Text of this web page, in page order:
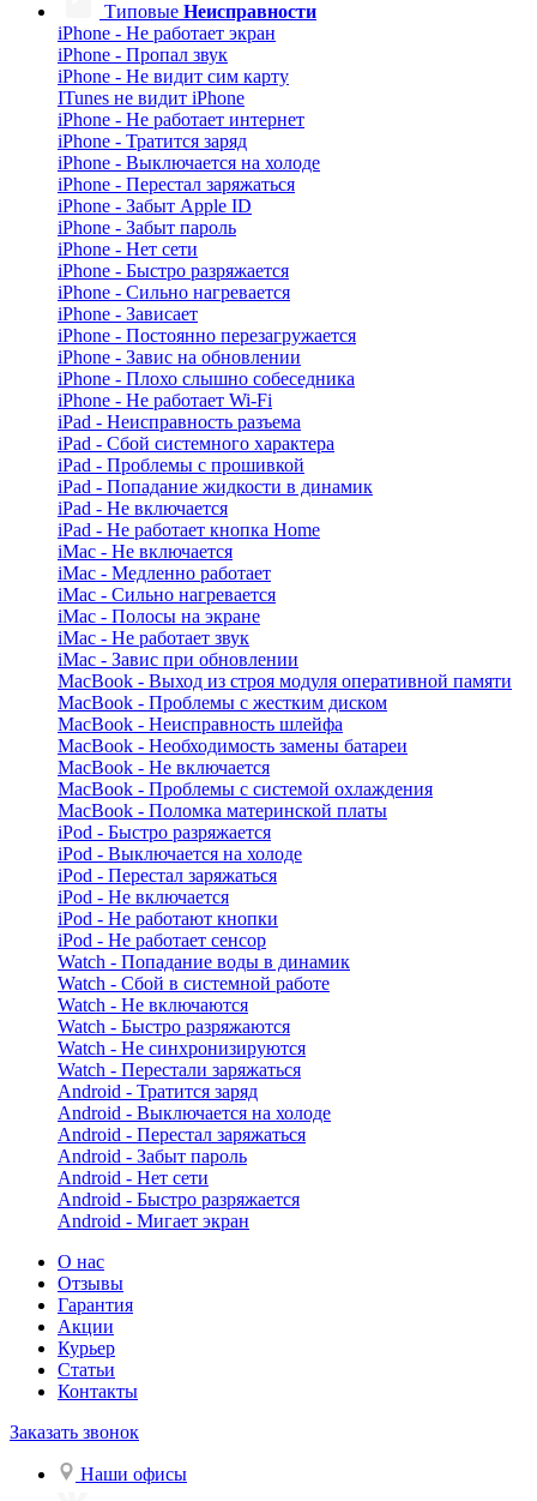
Типовые Неисправности
iPhone - Не работает экран
iPhone - Пропал звук
iPhone - Не видит сим карту
ITunes не видит iPhone
iPhone - Не работает интернет
iPhone - Тратится заряд
iPhone - Выключается на холоде
iPhone - Перестал заряжаться
iPhone - Забыт Apple ID
iPhone - Забыт пароль
iPhone - Нет сети
iPhone - Быстро разряжается
iPhone - Сильно нагревается
iPhone - Зависает
iPhone - Постоянно перезагружается
iPhone - Завис на обновлении
iPhone - Плохо слышно собеседника
iPhone - Не работает Wi-Fi
iPad - Неисправность разъема
iPad - Сбой системного характера
iPad - Проблемы с прошивкой
iPad - Попадание жидкости в динамик
iPad - Не включается
iPad - Не работает кнопка Home
iMac - Не включается
iMac - Медленно работает
iMac - Сильно нагревается
iMac - Полосы на экране
iMac - Не работает звук
iMac - Завис при обновлении
MacBook - Выход из строя модуля оперативной памяти
MacBook - Проблемы с жестким диском
MacBook - Неисправность шлейфа
MacBook - Необходимость замены батареи
MacBook - Не включается
MacBook - Проблемы с системой охлаждения
MacBook - Поломка материнской платы
iPod - Быстро разряжается
iPod - Выключается на холоде
iPod - Перестал заряжаться
iPod - Не включается
iPod - Не работают кнопки
iPod - Не работает сенсор
Watch - Попадание воды в динамик
Watch - Сбой в системной работе
Watch - Не включаются
Watch - Быстро разряжаются
Watch - Не синхронизируются
Watch - Перестали заряжаться
Android - Тратится заряд
Android - Выключается на холоде
Android - Перестал заряжаться
Android - Забыт пароль
Android - Нет сети
Android - Быстро разряжается
Android - Мигает экран
О нас
Отзывы
Гарантия
Акции
Курьер
Статьи
Контакты
Заказать звонок
Наши офисы